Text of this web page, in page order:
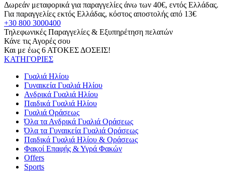
Δωρεάν μεταφορικά για παραγγελίες άνω των 40€, εντός Ελλάδας.
Για παραγγελίες εκτός Ελλάδας, κόστος αποστολής από 13€
+30 800 3000400
Τηλεφωνικές Παραγγελίες & Εξυπηρέτηση πελατών
Κάνε τις Αγορές σου
Και με έως 6 ΑΤΟΚΕΣ ΔΟΣΕΙΣ!
ΚΑΤΗΓΟΡΙΕΣ
Γυαλιά Ηλίου
Γυναικεία Γυαλιά Ηλίου
Ανδρικά Γυαλιά Ηλίου
Παιδικά Γυαλιά Ηλίου
Γυαλιά Οράσεως
Όλα τα Ανδρικά Γυαλιά Οράσεως
Όλα τα Γυναικεία Γυαλιά Οράσεως
Παιδικά Γυαλιά Ηλίου & Οράσεως
Φακοί Επαφής & Υγρά Φακών
Offers
Sports